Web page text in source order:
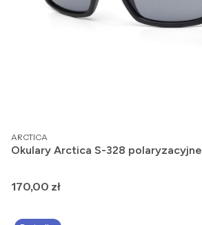
PRODUCENT
ARCTICA
Okulary Arctica S-328
Cena
170,00 zł